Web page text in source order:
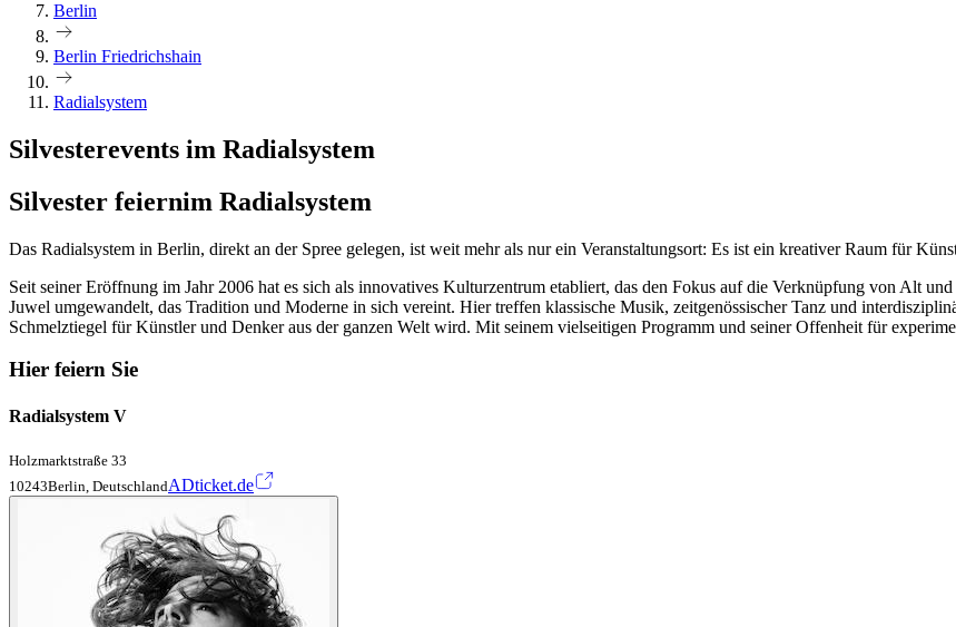
Berlin
Berlin Friedrichshain
Radialsystem
Silvesterevents im Radialsystem
Silvester feiernim Radialsystem
Das Radialsystem in Berlin, direkt an der Spree gelegen, ist weit mehr als nur ein Veranstaltungsort: Es ist ein kreativer Raum für
Seit seiner Eröffnung im Jahr 2006 hat es sich als innovatives Kulturzentrum etabliert, das den Fokus auf die Verknüpfung von Alt
Juwel umgewandelt, das Tradition und Moderne in sich vereint. Hier treffen klassische Musik, zeitgenössischer Tanz und
Schmelztiegel für Künstler und Denker aus der ganzen Welt wird. Mit seinem vielseitigen Programm und seiner Offenheit für
Hier feiern Sie
Radialsystem V
Holzmarktstraße 33
10243Berlin, DeutschlandADticket.de